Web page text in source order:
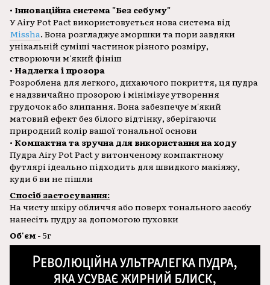
• Інноваційна система "Без себуму"
У Airy Pot Pact використовується нова система від
Missha. Вона розгладжує зморшки та пори завдяки
унікальній суміші частинок різного розміру,
створюючи м'який фініш
• Надлегка і прозора
Розроблена для легкого, дихаючого покриття, ця пудра
є надзвичайно прозорою і мінімізує утворення
грудочок або злипання. Вона забезпечує м'який
матовий ефект без білого відтінку, зберігаючи
природний колір вашої тональної основи
• Компактна та зручна для використання на ходу
Пудра Airy Pot Pact у витонченому компактному
футлярі ідеально підходить для швидкого макіяжу,
куди б ви не пішли
Спосіб застосування:
На чисту шкіру обличчя або поверх тонального засобу
нанесіть пудру за допомогою пуховки
Об'єм - 5г